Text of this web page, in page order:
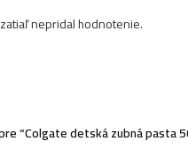
nepridal hodnotenie.
“Colgate detská zubná pasta